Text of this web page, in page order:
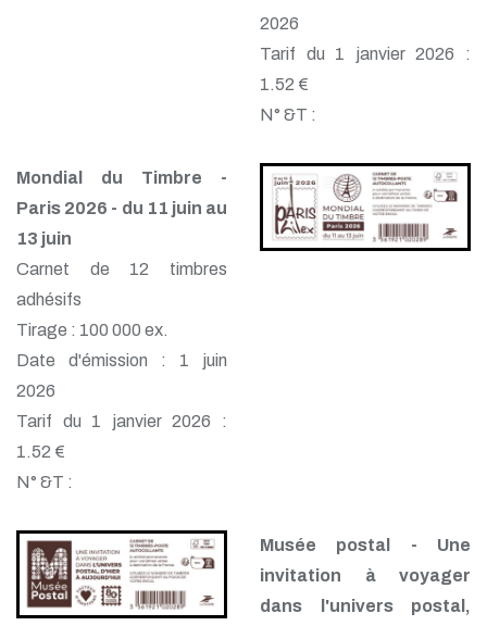
2026
Tarif du 1 janvier 2026 :
1.52 €
N° &T :
Mondial du Timbre -
Paris 2026 - du 11 juin au
13 juin
Carnet de 12 timbres
adhésifs
Tirage : 100 000 ex.
Date d'émission : 1 juin
2026
Tarif du 1 janvier 2026 :
1.52 €
N° &T :
Musée postal - Une
invitation à voyager
dans l'univers postal,